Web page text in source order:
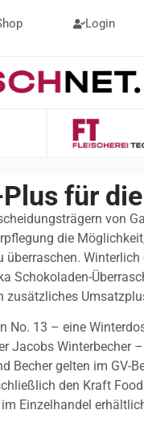
Login
für
von
die
überraschen.
Schokoladen-
zusätzliches
No. 13 – eine
Jacobs Winterbecher
Becher gelten im GV-
den Kraft
Einzelhandel